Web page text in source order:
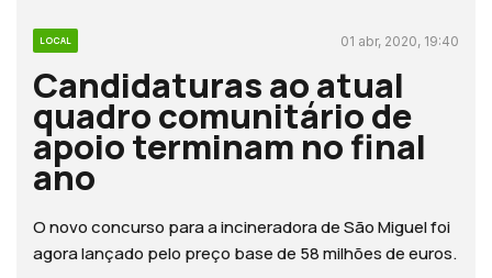
LOCAL 01 abr, 2020, 19:40
Candidaturas ao atual
quadro comunitário de
apoio terminam no final
ano
O novo concurso para a incineradora de São Miguel foi
agora lançado pelo preço base de 58 milhões de euros.